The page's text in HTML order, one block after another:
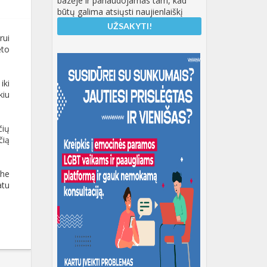
būtų galima atsiųsti naujienlaiškį